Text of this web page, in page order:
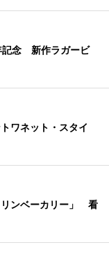
記念 新作ラガービ
ワネット・スタイ
リンベーカリー」 看